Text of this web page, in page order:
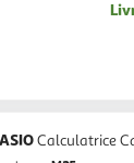
Calculatrice